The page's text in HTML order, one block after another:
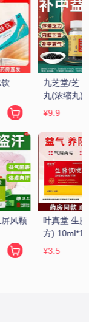
孔孟 参苓白术丸
¥8.9
向前 参苓白术散
¥10.2